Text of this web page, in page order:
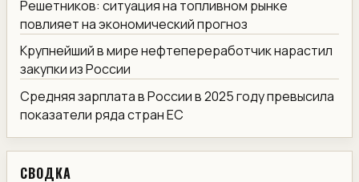
Решетников: ситуация на топливном рынке
повлияет на экономический прогноз
Крупнейший в мире нефтепереработчик нарастил
закупки из России
Средняя зарплата в России в 2025 году превысила
показатели ряда стран ЕС
СВОДКА